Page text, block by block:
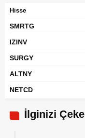
Hisse
SMRTG
IZINV
SURGY
ALTNY
NETCD
İlginizi